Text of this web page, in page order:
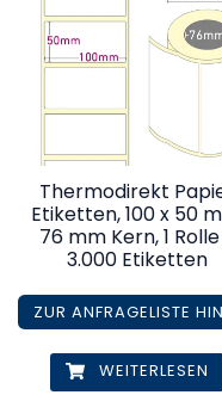
Thermodirekt
Etiketten, 100 x 50
76 mm Kern, 1
3.000 Etiketten
ZUR ANFRAGELISTE
WEITERLESEN